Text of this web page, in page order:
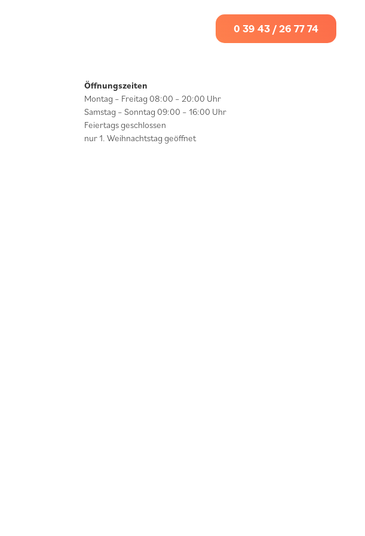
0 39 43 / 26 77 74
Öffnungszeiten
Montag – Freitag 08:00 – 20:00 Uhr
Samstag – Sonntag 09:00 – 16:00 Uhr
Feiertags geschlossen
nur 1. Weihnachtstag geöffnet